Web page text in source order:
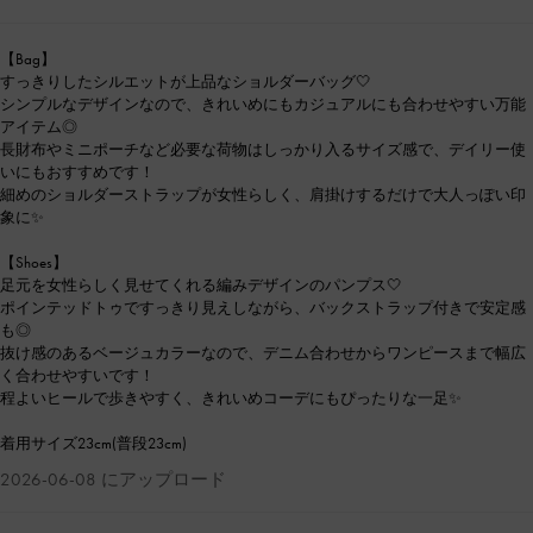
【Bag】
すっきりしたシルエットが上品なショルダーバッグ🤍
シンプルなデザインなので、きれいめにもカジュアルにも合わせやすい万能
アイテム◎
長財布やミニポーチなど必要な荷物はしっかり入るサイズ感で、デイリー使
いにもおすすめです！
細めのショルダーストラップが女性らしく、肩掛けするだけで大人っぽい印
象に✨
【Shoes】
足元を女性らしく見せてくれる編みデザインのパンプス🤍
ポインテッドトゥですっきり見えしながら、バックストラップ付きで安定感
も◎
抜け感のあるベージュカラーなので、デニム合わせからワンピースまで幅広
く合わせやすいです！
程よいヒールで歩きやすく、きれいめコーデにもぴったりな一足✨
着用サイズ23cm(普段23cm)
2026-06-08 にアップロード